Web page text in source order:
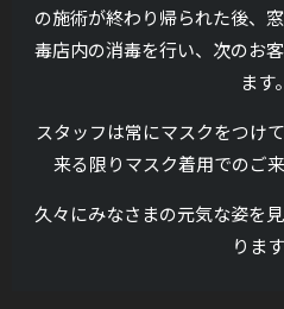
の施術が終わり帰られた後、
毒店内の消毒を行い、次のお
ます。
スタッフは常にマスクをつけ
来る限りマスク着用でのご
久々にみなさまの元気な姿を
ります